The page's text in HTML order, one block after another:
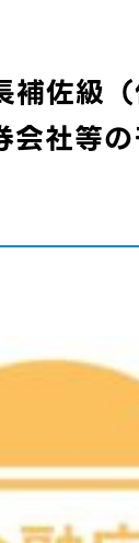
補佐級
会社等